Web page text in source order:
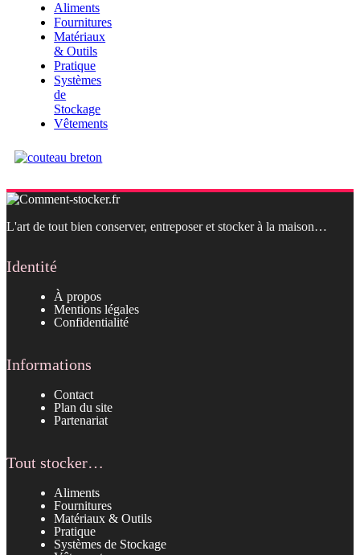
Aliments
Fournitures
Matériaux
& Outils
Pratique
Systèmes
de
Stockage
Vêtements
L'art de tout bien conserver, entreposer et stocker à la maison…
Identité
À propos
Mentions légales
Confidentialité
Informations
Contact
Plan du site
Partenariat
Tout stocker…
Aliments
Fournitures
Matériaux & Outils
Pratique
Systèmes de Stockage